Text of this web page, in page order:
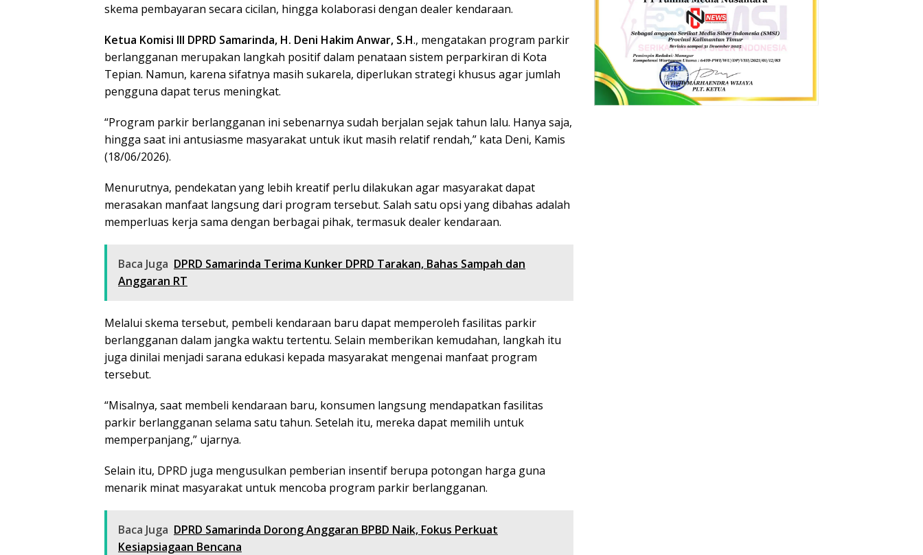
skema pembayaran secara cicilan, hingga kolaborasi dengan dealer kendaraan.
Ketua Komisi III DPRD Samarinda, H. Deni Hakim Anwar, S.H., mengatakan program parkir
berlangganan merupakan langkah positif dalam penataan sistem perparkiran di Kota
Tepian. Namun, karena sifatnya masih sukarela, diperlukan strategi khusus agar jumlah
pengguna dapat terus meningkat.
“Program parkir berlangganan ini sebenarnya sudah berjalan sejak tahun lalu. Hanya saja,
hingga saat ini antusiasme masyarakat untuk ikut masih relatif rendah,” kata Deni, Kamis
(18/06/2026).
Menurutnya, pendekatan yang lebih kreatif perlu dilakukan agar masyarakat dapat
merasakan manfaat langsung dari program tersebut. Salah satu opsi yang dibahas adalah
memperluas kerja sama dengan berbagai pihak, termasuk dealer kendaraan.
Baca Juga DPRD Samarinda Terima Kunker DPRD Tarakan, Bahas Sampah dan
Anggaran RT
Melalui skema tersebut, pembeli kendaraan baru dapat memperoleh fasilitas parkir
berlangganan dalam jangka waktu tertentu. Selain memberikan kemudahan, langkah itu
juga dinilai menjadi sarana edukasi kepada masyarakat mengenai manfaat program
tersebut.
“Misalnya, saat membeli kendaraan baru, konsumen langsung mendapatkan fasilitas
parkir berlangganan selama satu tahun. Setelah itu, mereka dapat memilih untuk
memperpanjang,” ujarnya.
Selain itu, DPRD juga mengusulkan pemberian insentif berupa potongan harga guna
menarik minat masyarakat untuk mencoba program parkir berlangganan.
Baca Juga DPRD Samarinda Dorong Anggaran BPBD Naik, Fokus Perkuat
Kesiapsiagaan Bencana